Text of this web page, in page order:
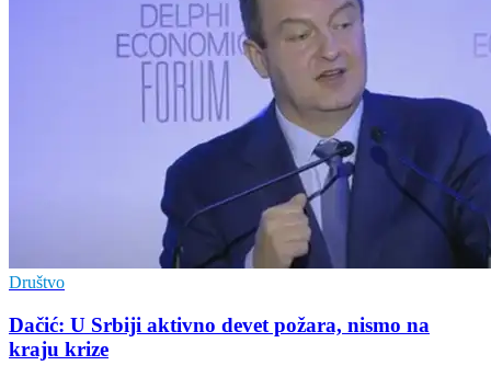
Društvo
Dačić: U Srbiji aktivno devet požara, nismo na
kraju krize